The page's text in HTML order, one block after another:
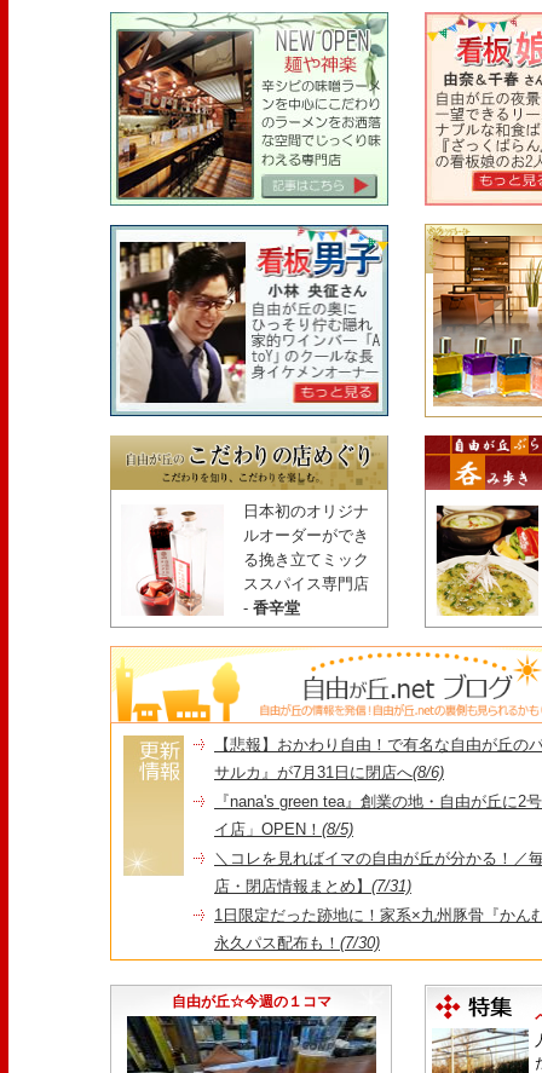
日本初のオリジナ
ルオーダーができ
る挽き立てミック
ススパイス専門店
- 香辛堂
【悲報】おかわり自由！で有名な自由が丘の
サルカ』が7月31日に閉店へ(8/6)
『nana's green tea』創業の地・自由が丘に2
イ店」OPEN！ (8/5)
＼コレを見ればイマの自由が丘が分かる！／
店・閉店情報まとめ】 (7/31)
1日限定だった跡地に！家系×九州豚骨『かん
永久パス配布も！ (7/30)
由が丘店』が閉店
自由が丘☆今週の１コマ